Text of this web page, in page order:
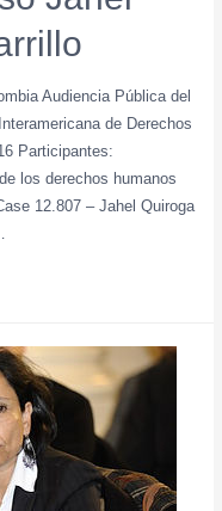
Audiencia Pública del
de Derechos
Participantes:
los derechos humanos
12.807 – Jahel Quiroga